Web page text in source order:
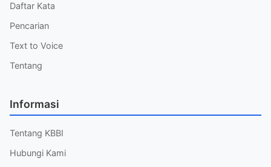
Daftar Kata
Pencarian
Text to Voice
Tentang
Informasi
Tentang KBBI
Hubungi Kami